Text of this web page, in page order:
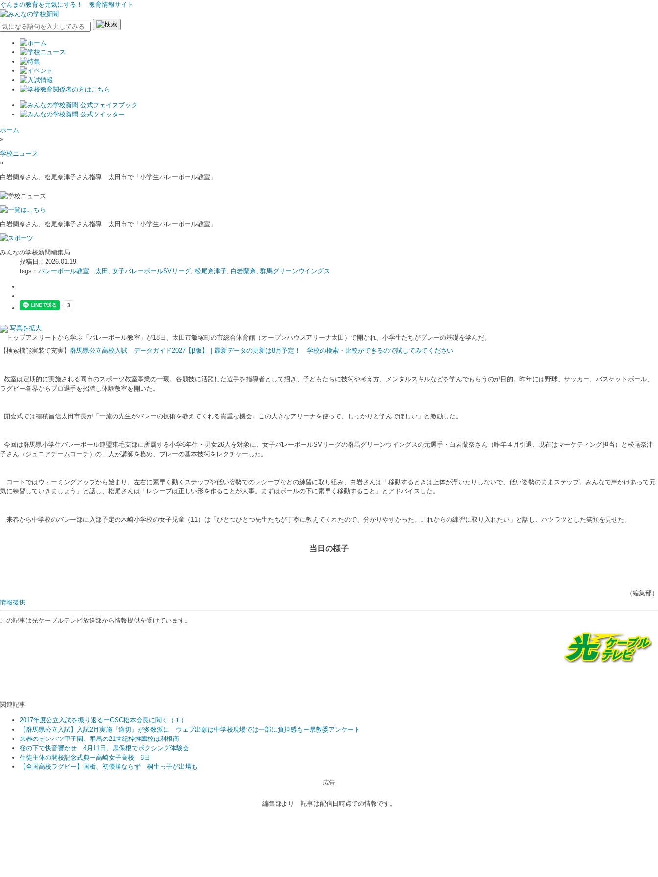
ぐんまの教育を元気にする！ 教育情報サイト
ホーム
»
学校ニュース
»
白岩蘭奈さん、松尾奈津子さん指導 太田市で「小学生バレーボール教室」
白岩蘭奈さん、松尾奈津子さん指導 太田市で「小学生バレーボール教室」
みんなの学校新聞編集局
投稿日：2026.01.19
tags： バレーボール教室 太田 女子バレーボールSVリーグ 松尾奈津子 白岩蘭奈 群馬グリーンウイングス
写真を拡大
トップアスリートから学ぶ「バレーボール教室」が18日、太田市飯塚町の市総合体育館（オープンハウスアリーナ太田）で開かれ、小学生たちがプレーの基礎を学んだ。
【検索機能実装で充実】 群馬県公立高校入試 データガイド2027【β版】｜最新データの更新は8月予定！ 学校の検索・比較ができるので試してみてください
教室は定期的に実施される同市のスポーツ教室事業の一環。各競技に活躍した選手を指導者として招き、子どもたちに技術や考え方、メンタルスキルなどを学んでもらうのが目的。昨年には野球、サッカー、バスケットボール、
ラグビー各界からプロ選手を招聘し体験教室を開いた。
開会式では穂積昌信太田市長が「一流の先生がバレーの技術を教えてくれる貴重な機会。この大きなアリーナを使って、しっかりと学んでほしい」と激励した。
今回は群馬県小学生バレーボール連盟東毛支部に所属する小学6年生・男女26人を対象に、女子バレーボールSVリーグの群馬グリーンウイングスの元選手・白岩蘭奈さん（昨年４月引退、現在はマーケティング担当）と松尾奈津
子さん（ジュニアチームコーチ）の二人が講師を務め、プレーの基本技術をレクチャーした。
コートではウォーミングアップから始まり、左右に素早く動くステップや低い姿勢でのレシーブなどの練習に取り組み、白岩さんは「移動するときは上体が浮いたりしないで、低い姿勢のままステップ。みんなで声かけあって元
気に練習していきましょう」と話し、松尾さんは「レシーブは正しい形を作ることが大事。まずはボールの下に素早く移動すること」とアドバイスした。
来春から中学校のバレー部に入部予定の木崎小学校の女子児童（11）は「ひとつひとつ先生たちが丁寧に教えてくれたので、分かりやすかった。これからの練習に取り入れたい」と話し、ハツラツとした笑顔を見せた。
当日の様子
（編集部）
情報提供
この記事は光ケーブルテレビ放送部から情報提供を受けています。
関連記事
2017年度公立入試を振り返るーGSC松本会長に聞く（１）
【群馬県公立入試】入試2月実施『適切』が多数派に ウェブ出願は中学校現場では一部に負担感もー県教委アンケート
来春のセンバツ甲子園、群馬の21世紀枠推薦校は利根商
桜の下で快音響かせ 4月11日、黒保根でボクシング体験会
生徒主体の開校記念式典ー高崎女子高校 6日
【全国高校ラグビー】国栃、初優勝ならず 桐生っ子が出場も
広告
編集部より 記事は配信日時点での情報です。